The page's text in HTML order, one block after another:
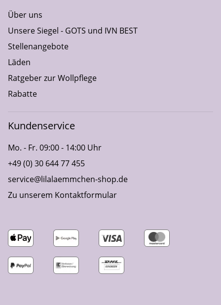
Über uns
Unsere Siegel - GOTS und IVN BEST
Stellenangebote
Läden
Ratgeber zur Wollpflege
Rabatte
Kundenservice
Mo. - Fr. 09:00 - 14:00 Uhr
+49 (0) 30 644 77 455
service@lilalaemmchen-shop.de
Zu unserem Kontaktformular